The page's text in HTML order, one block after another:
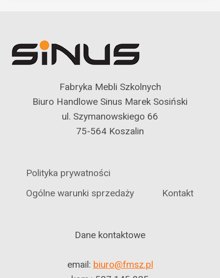
Fabryka Mebli Szkolnych
Biuro Handlowe Sinus Marek Sosiński
ul. Szymanowskiego 66
75-564 Koszalin
Polityka prywatności
Ogólne warunki sprzedaży
Kontakt
Dane kontaktowe
email: biuro@fmsz.pl